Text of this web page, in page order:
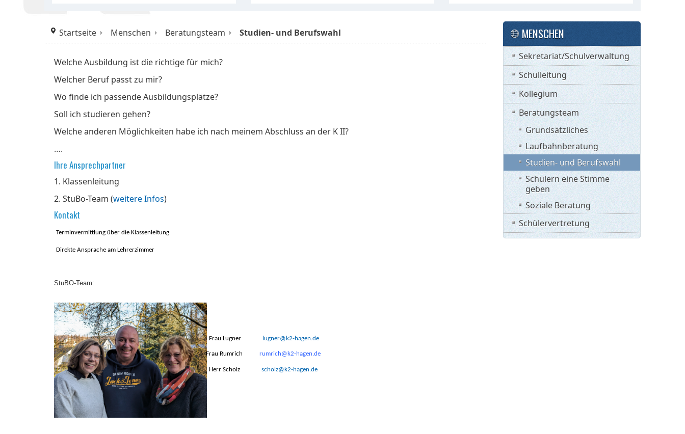
Startseite Menschen Beratungsteam Studien- und Berufswahl
Welche Ausbildung ist die richtige für mich?
Welcher Beruf passt zu mir?
Wo finde ich passende Ausbildungsplätze?
Soll ich studieren gehen?
Welche anderen Möglichkeiten habe ich nach meinem Abschluss an der K II?
….
Ihre Ansprechpartner
1. Klassenleitung
2. StuBo-Team (weitere Infos)
Kontakt
Terminvermittlung über die Klassenleitung
Direkte Ansprache am Lehrerzimmer
StuBO-Team:
Frau Lugner lugner@k2-hagen.de
Frau Rumrichrumrich@k2-hagen.de
Herr Scholzscholz@k2-hagen.de
MENSCHEN
Sekretariat/Schulverwaltung
Schulleitung
Kollegium
Beratungsteam
Grundsätzliches
Laufbahnberatung
Studien- und Berufswahl
Schülern eine Stimme
geben
Soziale Beratung
Schülervertretung